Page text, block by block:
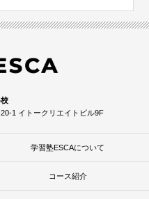
1 イトークリエイトビル9F
学習塾ESCAについて
コース紹介